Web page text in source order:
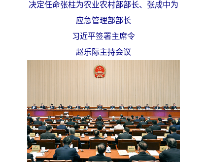
决定任命张柱为农业农村部部长、张成中为
应急管理部部长
习近平签署主席令
赵乐际主持会议